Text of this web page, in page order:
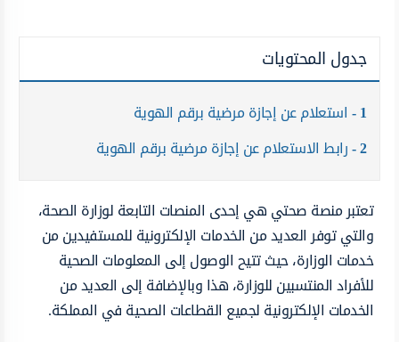
جدول المحتويات
1 استعلام عن إجازة مرضية برقم الهوية
2 رابط الاستعلام عن إجازة مرضية برقم الهوية
تعتبر منصة صحتي هي إحدى المنصات التابعة لوزارة الصحة،
والتي توفر العديد من الخدمات الإلكترونية للمستفيدين من
خدمات الوزارة، حيث تتيح الوصول إلى المعلومات الصحية
للأفراد المنتسبين للوزارة، هذا وبالإضافة إلى العديد من
الخدمات الإلكترونية لجميع القطاعات الصحية في المملكة.